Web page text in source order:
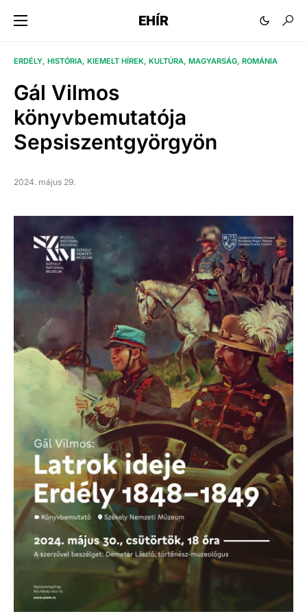
EHÍR
ERDÉLY HISTÓRIA KIEMELT HÍREK KULTÚRA MAGYARSÁG ROMÁNIA
Gál Vilmos
könyvbemutatója
Sepsiszentgyörgyön
2024. május 29.